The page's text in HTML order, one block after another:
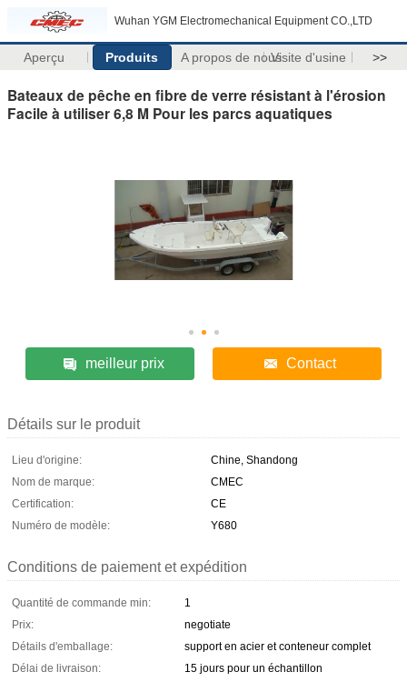
Wuhan YGM Electromechanical Equipment CO.,LTD
Aperçu Produits A propos de nousVisite d'usine >>
Bateaux de pêche en fibre de verre résistant à l'érosion
Facile à utiliser 6,8 M Pour les parcs aquatiques
meilleur prix Contact
Détails sur le produit
Lieu d'origine:
Chine, Shandong
Nom de marque:
CMEC
Certification:
CE
Numéro de modèle:
Y680
Conditions de paiement et expédition
Quantité de commande min:
1
Prix:
negotiate
Détails d'emballage:
support en acier et conteneur complet
Délai de livraison:
15 jours pour un échantillon